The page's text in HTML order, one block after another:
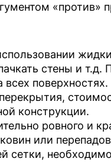
«против»
стены и
поверхностях.
конструкции.
ровного и
или
сетки,